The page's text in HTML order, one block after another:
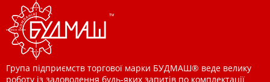
Група підприємств торгової марки БУДМАШ® веде велику
роботу із задоволення будь-яких запитів по комплектації